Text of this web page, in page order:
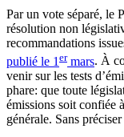
Par un vote séparé, le
résolution non
recommandations
publié le 1 ermars. À
venir sur les tests
phare: que toute
émissions soit confiée
générale. Sans